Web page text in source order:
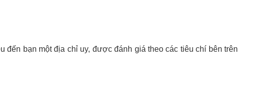
bạn một địa chỉ uy, được đánh giá theo các tiêu chí bên trên